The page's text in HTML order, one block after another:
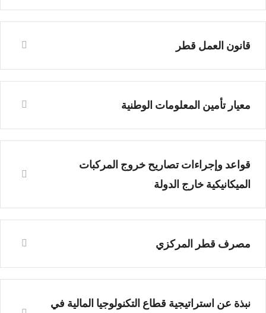
قانون العمل قطر
معيار تأمين المعلومات الوطنية
قواعد وإجراءات تصاريح خروج المركبات
الميكانيكية خارج الدولة
مصرف قطر المركزي
نبذة عن استراتيجية قطاع التكنولوجيا المالية في